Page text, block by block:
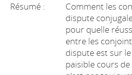
Résumé :
Comment les
dispute
pour quelle
entre les
dispute est sur
paisible cours de